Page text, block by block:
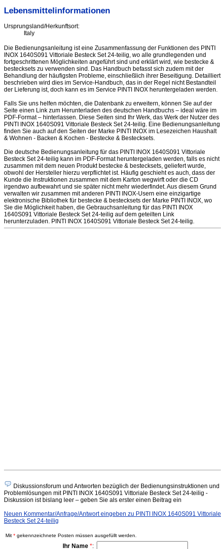
Lebensmittelinformationen
Ursprungsland/Herkunftsort:
Italy
Die Bedienungsanleitung ist eine Zusammenfassung der Funktionen des PINTI
INOX 1640S091 Vittoriale Besteck Set 24-teilig, wo alle grundlegenden und
fortgeschrittenen Möglichkeiten angeführt sind und erklärt wird, wie bestecke &
bestecksets zu verwenden sind. Das Handbuch befasst sich zudem mit der
Behandlung der häufigsten Probleme, einschließlich ihrer Beseitigung. Detailliert
beschrieben wird dies im Service-Handbuch, das in der Regel nicht Bestandteil
der Lieferung ist, doch kann es im Service PINTI INOX heruntergeladen werden.
Falls Sie uns helfen möchten, die Datenbank zu erweitern, können Sie auf der
Seite einen Link zum Herunterladen des deutschen Handbuchs – ideal wäre im
PDF-Format – hinterlassen. Diese Seiten sind Ihr Werk, das Werk der Nutzer des
PINTI INOX 1640S091 Vittoriale Besteck Set 24-teilig. Eine Bedienungsanleitung
finden Sie auch auf den Seiten der Marke PINTI INOX im Lesezeichen Haushalt
& Wohnen - Backen & Kochen - Bestecke & Bestecksets.
Die deutsche Bedienungsanleitung für das PINTI INOX 1640S091 Vittoriale
Besteck Set 24-teilig kann im PDF-Format heruntergeladen werden, falls es nicht
zusammen mit dem neuen Produkt bestecke & bestecksets, geliefert wurde,
obwohl der Hersteller hierzu verpflichtet ist. Häufig geschieht es auch, dass der
Kunde die Instruktionen zusammen mit dem Karton wegwirft oder die CD
irgendwo aufbewahrt und sie später nicht mehr wiederfindet. Aus diesem Grund
verwalten wir zusammen mit anderen PINTI INOX-Usern eine einzigartige
elektronische Bibliothek für bestecke & bestecksets der Marke PINTI INOX, wo
Sie die Möglichkeit haben, die Gebrauchsanleitung für das PINTI INOX
1640S091 Vittoriale Besteck Set 24-teilig auf dem geteilten Link
herunterzuladen. PINTI INOX 1640S091 Vittoriale Besteck Set 24-teilig.
Diskussionsforum und Antworten bezüglich der Bedienungsinstruktionen und
Problemlösungen mit PINTI INOX 1640S091 Vittoriale Besteck Set 24-teilig -
Diskussion ist bislang leer – geben Sie als erster einen Beitrag ein
Neuen Kommentar/Anfrage/Antwort eingeben zu PINTI INOX 1640S091 Vittoriale
Besteck Set 24-teilig
Mit * gekennzeichnete Posten müssen ausgefüllt werden.
Ihr Name *: